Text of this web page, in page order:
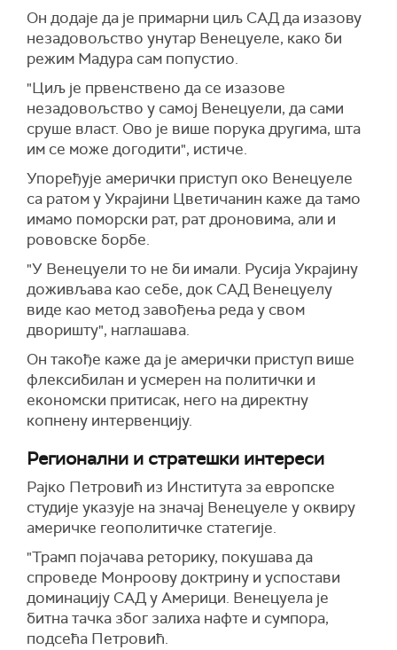
Он додаје да је примарни циљ САД да изазову
незадовољство унутар Венецуеле, како би
режим Мадура сам попустио.
"Циљ је првенствено да се изазове
незадовољство у самој Венецуели, да сами
сруше власт. Ово је више порука другима, шта
им се може догодити", истиче.
Упоређује амерички приступ око Венецуеле
са ратом у Украјини Цветичанин каже да тамо
имамо поморски рат, рат дроновима, али и
рововске борбе.
"У Венецуели то не би имали. Русија Украјину
доживљава као себе, док САД Венецуелу
виде као метод завођења реда у свом
дворишту", наглашава.
Он такође каже да је амерички приступ више
флексибилан и усмерен на политички и
економски притисак, него на директну
копнену интервенцију.
Регионални и стратешки интереси
Рајко Петровић из Института за европске
студије указује на значај Венецуеле у оквиру
америчке геополитичке статегије.
"Трамп појачава реторику, покушава да
спроведе Монроову доктрину и успостави
доминацију САД у Америци. Венецуела је
битна тачка због залиха нафте и сумпора,
подсећа Петровић.